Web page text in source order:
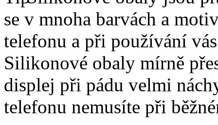
se v mnoha barvách a
telefonu a při používání
Silikonové obaly mírně
displej při pádu velmi
telefonu nemusíte při